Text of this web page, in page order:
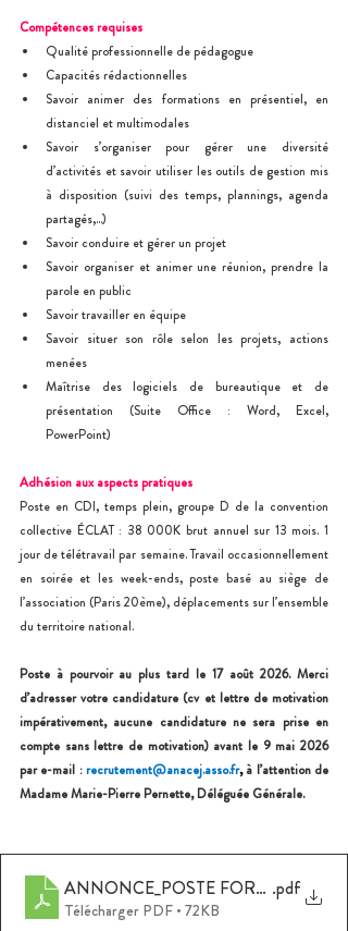
Compétences requises
Qualité professionnelle de pédagogue
Capacités rédactionnelles
Savoir animer des formations en présentiel, en
distanciel et multimodales
Savoir s’organiser pour gérer une diversité
d’activités et savoir utiliser les outils de gestion mis
à disposition (suivi des temps, plannings, agenda
partagés,...)
Savoir conduire et gérer un projet
Savoir organiser et animer une réunion, prendre la
parole en public
Savoir travailler en équipe
Savoir situer son rôle selon les projets, actions
menées
Maîtrise des logiciels de bureautique et de
présentation (Suite Office : Word, Excel,
PowerPoint)
Adhésion aux aspects pratiques
Poste en CDI, temps plein, groupe D de la convention
collective ÉCLAT : 38 000K brut annuel sur 13 mois. 1
jour de télétravail par semaine. Travail occasionnellement
en soirée et les week-ends, poste basé au siège de
l’association (Paris 20ème), déplacements sur l’ensemble
du territoire national.
Poste à pourvoir au plus tard le 17 août 2026. Merci
d’adresser votre candidature (cv et lettre de motivation
impérativement, aucune candidature ne sera prise en
compte sans lettre de motivation) avant le 9 mai 2026
par e-mail : recrutement@anacej.asso.fr, à l’attention de
Madame Marie-Pierre Pernette, Déléguée Générale.
ANNONCE_POSTE FORMATION
.pdf
Télécharger PDF • 72KB